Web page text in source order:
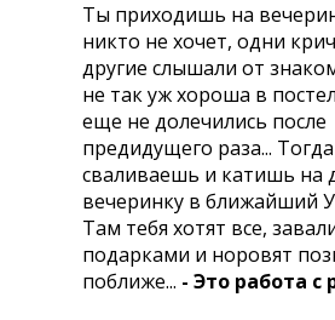
Ты приходишь на
никто не хочет, одни
другие слышали от
не так уж хороша в
еще не долечились после
предидущего раза...
сваливаешь и катишь на
вечеринку в ближайший
Там тебя хотят все,
подарками и норовят
поближе... - Это работа с